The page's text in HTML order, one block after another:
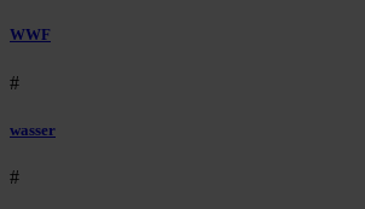
WWF
#
wasser
#